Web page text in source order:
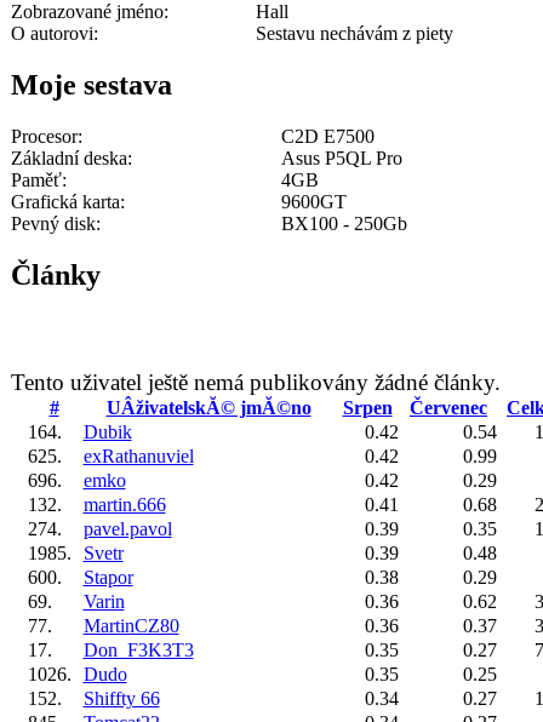
Zobrazované jméno:
Hall
O autorovi:
Sestavu nechávám z piety
Moje sestava
Procesor:
C2D E7500
Základní deska:
Asus P5QL Pro
Paměť:
4GB
Grafická karta:
9600GT
Pevný disk:
BX100 - 250Gb
Články
Tento uživatel ještě nemá publikovány žádné články.
# UÂživatelskĂ© jmĂ©no Srpen Červenec
164.
Dubik 0.42 0.54
625.
exRathanuviel 0.42
0.99
696.
emko 0.42
0.29
132.
martin.666 0.41 0.68
274.
pavel.pavol 0.39 0.35
1985.
Svetr 0.39
0.48
600.
Stapor 0.38
0.29
69.
Varin 0.36 0.62
77.
MartinCZ80 0.36 0.37
17.
Don_F3K3T3 0.35 0.27
1026.
Dudo 0.35
0.25
152.
Shiffty 66 0.34 0.27